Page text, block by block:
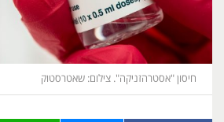
חיסון "אסטרהזניקה". צילום: שאטרסטוק